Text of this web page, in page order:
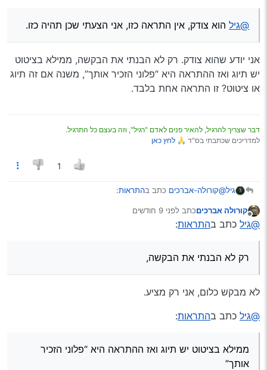
@גיל הוא צודק, אין התראה כזו, אני הצעתי שכן תהיה כזו.
אני יודע שהוא צודק. רק לא הבנתי את הבקשה, ממילא בציטוט
יש תיוג ואז ההתראה היא “פלוני הזכיר אותך”, משנה אם זה תיוג
או ציטוט? זו התראה אחת בלבד.
דבר שצריך להרגיל, להאיר פנים לאדם "רגיל", וזה בעצם כל התרגיל.
למדריכים שכתבתי בס"ד 🙏 לחץ כאן
1
גיל@קורולה-אברכים כתב בהתראות:
@גילהוא צודק, אין התראה כזו, אני הצעתי שכן תהיה כזו.
אני יודע שהוא צודק. רק לא הבנתי את הבקשה, ממילא בציטוט יש
תיוג ואז ההתראה היא “פלוני הזכיר אותך”, משנה אם זה תיוג או
מנותק
קורולה אברכיםכתב לפני 9 חודשים
נערך לאחרונה על ידי
@גיל כתב בהתראות:
רק לא הבנתי את הבקשה,
לא מבקש כלום, אני רק מציע.
@גיל כתב בהתראות:
ממילא בציטוט יש תיוג ואז ההתראה היא “פלוני הזכיר
אותך”